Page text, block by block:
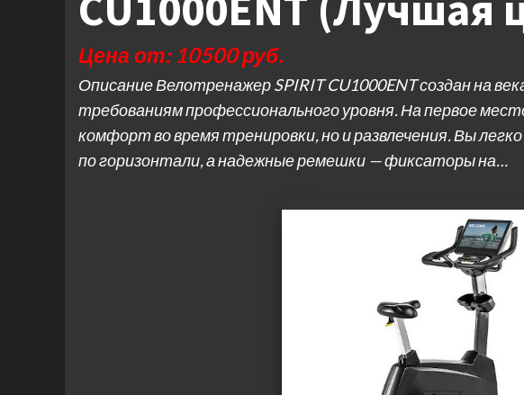
Цена от: 10500 руб.
Описание Велотренажер SPIRIT CU1000ENT создан на
требованиям профессионального уровня. На первое
комфорт во время тренировки, но и развлечения. Вы
по горизонтали, а надежные ремешки — фиксаторы на…